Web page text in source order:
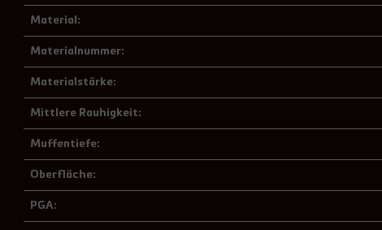
Material:
Materialnummer:
Materialstärke:
Mittlere Rauhigkeit:
Muffentiefe:
Oberfläche:
PGA: